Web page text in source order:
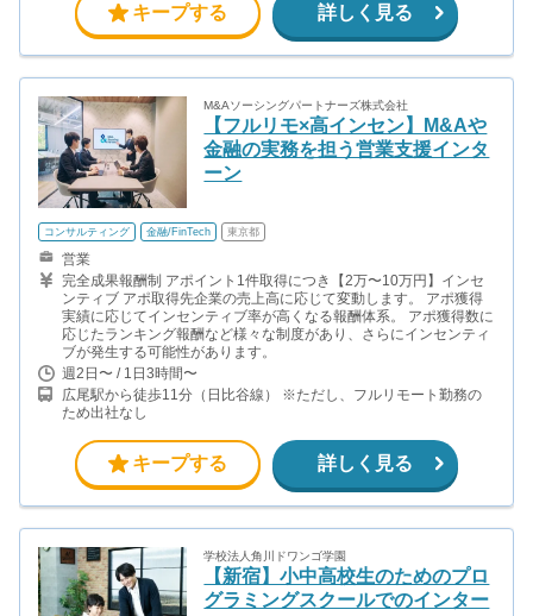
キープする 詳しく見る
M&Aソーシングパートナーズ株式会社
【フルリモ×高インセン】M&Aや
金融の実務を担う営業支援インタ
ーン
コンサルティング 金融/FinTech 東京都
営業
完全成果報酬制 アポイント1件取得につき【2万〜10万円】インセ
ンティブ アポ取得先企業の売上高に応じて変動します。 アポ獲得
実績に応じてインセンティブ率が高くなる報酬体系。 アポ獲得数に
応じたランキング報酬など様々な制度があり、さらにインセンティ
ブが発生する可能性があります。
週2日〜 / 1日3時間〜
広尾駅から徒歩11分（日比谷線） ※ただし、フルリモート勤務の
ため出社なし
キープする 詳しく見る
学校法人角川ドワンゴ学園
【新宿】小中高校生のためのプロ
グラミングスクールでのインター